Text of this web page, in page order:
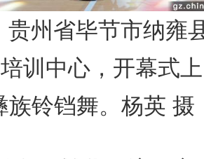
贵州省毕节市纳雍
训中心，开幕式
族铃铛舞。杨英 摄